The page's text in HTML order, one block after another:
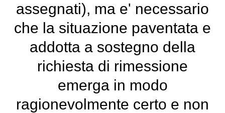
assegnati), ma e' necessario
che la situazione paventata e
addotta a sostegno della
richiesta di rimessione
emerga in modo
ragionevolmente certo e non